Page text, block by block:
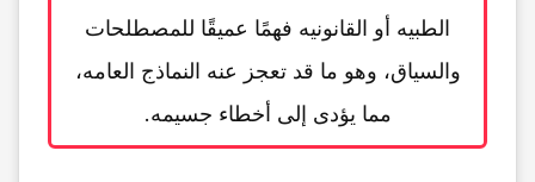
الطبیه أو القانونیه فهمًا عمیقًا للمصطلحات
والسیاق، وهو ما قد تعجز عنه النماذج العامه،
مما یؤدی إلى أخطاء جسیمه.